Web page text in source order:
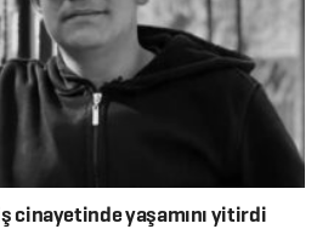
cinayetinde yaşamını yitirdi